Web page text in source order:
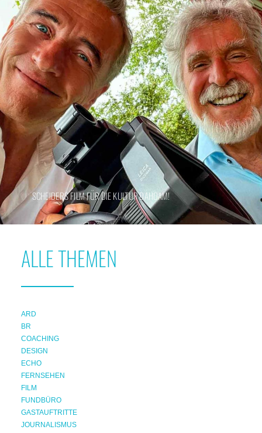
SCHEIDERS FILM FÜR DIE KULTUR DAHOAM!
ALLE THEMEN
ARD
BR
COACHING
DESIGN
ECHO
FERNSEHEN
FILM
FUNDBÜRO
GASTAUFTRITTE
JOURNALISMUS